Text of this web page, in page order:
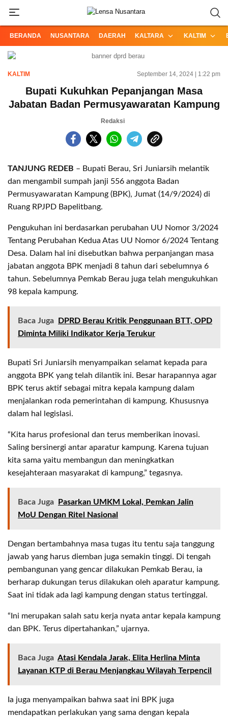
BERANDA NUSANTARA DAERAH KALTARA KALTIM
KALTIM September 14, 2024 | 1:22 pm
Bupati Kukuhkan Pepanjangan Masa
Jabatan Badan Permusyawaratan Kampung
Redaksi
TANJUNG REDEB – Bupati Berau, Sri Juniarsih melantik
dan mengambil sumpah janji 556 anggota Badan
Permusyawaratan Kampung (BPK), Jumat (14/9/2024) di
Ruang RPJPD Bapelitbang.
Pengukuhan ini berdasarkan perubahan UU Nomor 3/2024
Tentang Perubahan Kedua Atas UU Nomor 6/2024 Tentang
Desa. Dalam hal ini disebutkan bahwa perpanjangan masa
jabatan anggota BPK menjadi 8 tahun dari sebelumnya 6
tahun. Sebelumnya Pemkab Berau juga telah mengukuhkan
98 kepala kampung.
Baca Juga
DPRD Berau Kritik Penggunaan BTT, OPD
Diminta Miliki Indikator Kerja Terukur
Bupati Sri Juniarsih menyampaikan selamat kepada para
anggota BPK yang telah dilantik ini. Besar harapannya agar
BPK terus aktif sebagai mitra kepala kampung dalam
menjalankan roda pemerintahan di kampung. Khususnya
dalam hal legislasi.
“Kita harus profesional dan terus memberikan inovasi.
Saling bersinergi antar aparatur kampung. Karena tujuan
kita sama yaitu membangun dan meningkatkan
kesejahteraan masyarakat di kampung,” tegasnya.
Baca Juga
Pasarkan UMKM Lokal, Pemkan Jalin
MoU Dengan Ritel Nasional
Dengan bertambahnya masa tugas itu tentu saja tanggung
jawab yang harus diemban juga semakin tinggi. Di tengah
pembangunan yang gencar dilakukan Pemkab Berau, ia
berharap dukungan terus dilakukan oleh aparatur kampung.
Saat ini tidak ada lagi kampung dengan status tertinggal.
“Ini merupakan salah satu kerja nyata antar kepala kampung
dan BPK. Terus dipertahankan,” ujarnya.
Baca Juga Atasi Kendala Jarak, Elita Herlina Minta
Layanan KTP di Berau Menjangkau Wilayah Terpencil
Ia juga menyampaikan bahwa saat ini BPK juga
mendapatkan perlakukan yang sama dengan kepala